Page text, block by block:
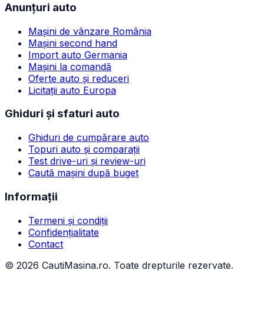
Anunțuri auto
Mașini de vânzare România
Mașini second hand
Import auto Germania
Mașini la comandă
Oferte auto și reduceri
Licitații auto Europa
Ghiduri și sfaturi auto
Ghiduri de cumpărare auto
Topuri auto și comparații
Test drive-uri și review-uri
Caută mașini după buget
Informații
Termeni și condiții
Confidențialitate
Contact
© 2026 CautiMasina.ro. Toate drepturile rezervate.